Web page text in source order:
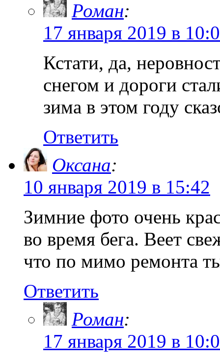
Роман:
17 января 2019 в
Кстати, да,
снегом и дороги
зима в этом году
Ответить
Оксана:
10 января 2019 в 15:42
Зимние фото очень
во время бега. Веет
что по мимо ремонта
Ответить
Роман:
17 января 2019 в